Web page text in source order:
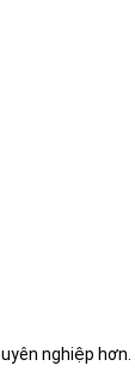
nghiệp hơn.